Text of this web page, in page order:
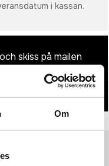
Om
i kassan.
skiss på mailen